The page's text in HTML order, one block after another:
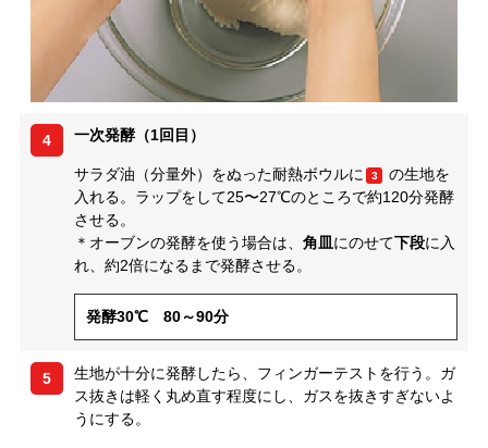
4 一次発酵（1回目）
サラダ油（分量外）をぬった耐熱ボウルに 3
の生地を
入れる。ラップをして25〜27℃のところで約120分発酵
させる。
＊オーブンの発酵を使う場合は、 角皿 にのせて下段に入
れ、約2倍になるまで発酵させる。
発酵30℃ 80～90分
5
生地が十分に発酵したら、フィンガーテストを行う。ガ
ス抜きは軽く丸め直す程度にし、ガスを抜きすぎないよ
うにする。